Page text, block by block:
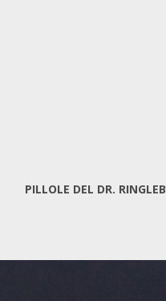
PILLOLE DEL DR. RINGLEB